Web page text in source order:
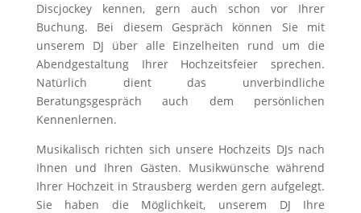
Discjockey kennen, gern auch schon vor Ihrer
Buchung. Bei diesem Gespräch können Sie mit
unserem DJ über alle Einzelheiten rund um die
Abendgestaltung Ihrer Hochzeitsfeier sprechen.
Natürlich dient das unverbindliche
Beratungsgespräch auch dem persönlichen
Kennenlernen.
Musikalisch richten sich unsere Hochzeits DJs nach
Ihnen und Ihren Gästen. Musikwünsche während
Ihrer Hochzeit in Strausberg werden gern aufgelegt.
Sie haben die Möglichkeit, unserem DJ Ihre